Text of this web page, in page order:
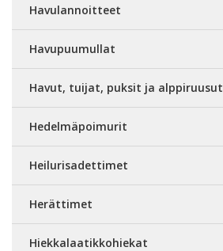
Havulannoitteet
Havupuumullat
Havut, tuijat, puksit ja alppiruusut
Hedelmäpoimurit
Heilurisadettimet
Herättimet
Hiekkalaatikkohiekat